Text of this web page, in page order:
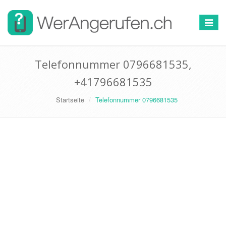
Toggle
Telefonnummer 0796681535,
+41796681535
Startseite Telefonnummer 0796681535